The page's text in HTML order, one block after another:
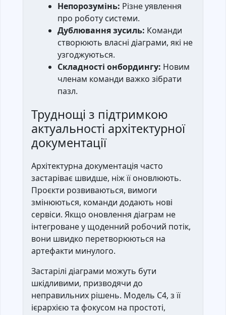
Непорозумінь: Різне уявлення
про роботу системи.
Дублювання зусиль: Команди
створюють власні діаграми, які не
узгоджуються.
Складності онбордингу: Новим
членам команди важко зібрати
пазл.
Труднощі з підтримкою
актуальності архітектурної
документації
Архітектурна документація часто
застаріває швидше, ніж її оновлюють.
Проєкти розвиваються, вимоги
змінюються, команди додають нові
сервіси. Якщо оновлення діаграм не
інтегроване у щоденний робочий потік,
вони швидко перетворюються на
артефакти минулого.
Застарілі діаграми можуть бути
шкідливими, призводячи до
неправильних рішень. Модель C4, з її
ієрархією та фокусом на простоті,